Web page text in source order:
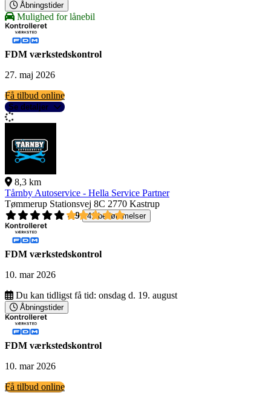
Åbningstider
Mulighed for lånebil
FDM værkstedskontrol
27. maj 2026
Få tilbud online
Se detaljer
8,3 km
Tårnby Autoservice - Hella Service Partner
Tømmerup Stationsvej 8C 2770 Kastrup
4,9
41 bedømmelser
FDM værkstedskontrol
10. mar 2026
Du kan tidligst få tid: onsdag d. 19. august
Åbningstider
FDM værkstedskontrol
10. mar 2026
Få tilbud online